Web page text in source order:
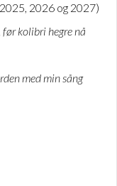
2026 og 2027)
før kolibri hegre nå
med min sång